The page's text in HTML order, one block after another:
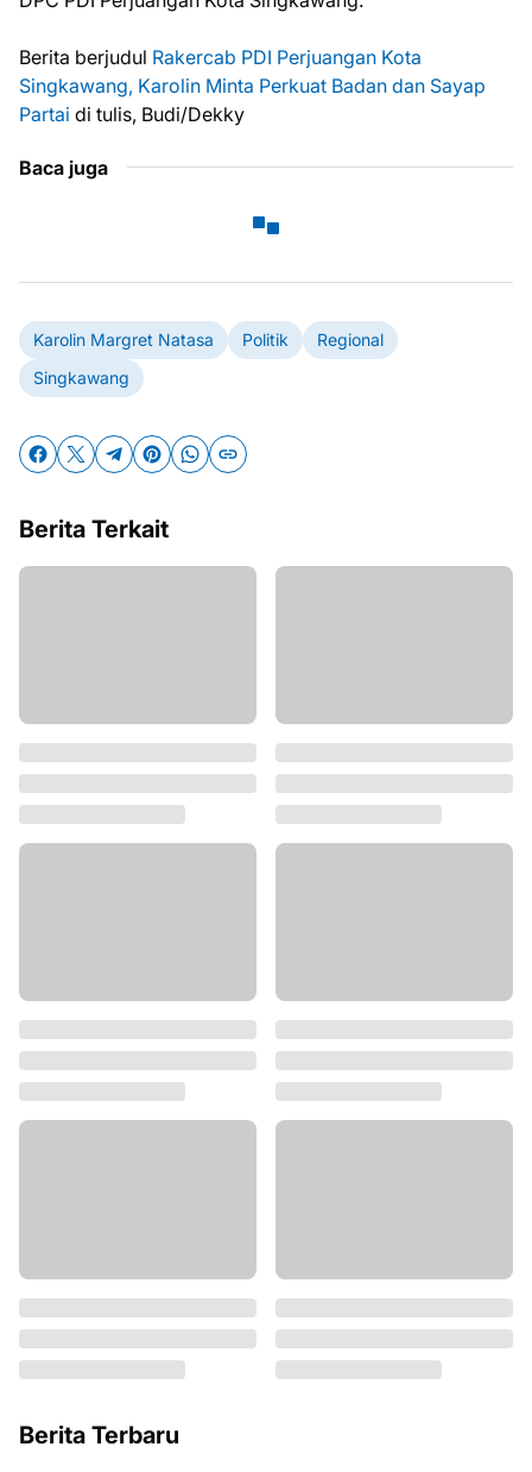
Berita berjudul Rakercab PDI Perjuangan Kota
Singkawang, Karolin Minta Perkuat Badan dan Sayap
Partai di tulis, Budi/Dekky
Baca juga
Karolin Margret Natasa Politik
Regional
Singkawang
Berita Terkait
Komitmen Sinergi
Pembangunan
Desember 20, 2025
1, Farhan Diserang Informasi
Negatif
November 15, 2024
DPC PPP Kubu Raya Gelar
Muscab IV, Usung Tema
Transformasi PPP Menuju
Hj. Noor Fazariah Kamayanti,
Ketua Tim Kampanye Yakin
Erlin-Berkat Menang di
Tragedi Kecelakaan
Melibatkan Cabup AW Jadi
November 15, 2024
PDI Perjuangan Kalbar
Perkuat Konsolidasi